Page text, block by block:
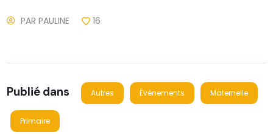
PARPAULINE 16
Publié dans Autres Événements Maternelle
Primaire